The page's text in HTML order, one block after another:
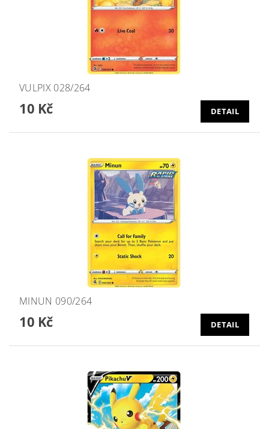
VULPIX 028/264
10 Kč DETAIL
MINUN 090/264
10 Kč DETAIL